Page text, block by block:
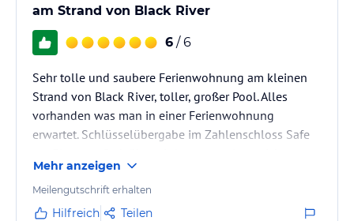
am Strand von Black River
6 / 6
Sehr tolle und saubere Ferienwohnung am kleinen
Strand von Black River, toller, großer Pool. Alles
vorhanden was man in einer Ferienwohnung
erwartet. Schlüsselübergabe im Zahlenschloss Safe
allerdings ohne W-Lan etwas schwierig. Hier sollte
der Gastgeber den Code schon einen Tag früher
zusenden, dass man diesen schon an der Unterkunft
Mehr anzeigen
Meilengutschrift erhalten
Hilfreich Teilen